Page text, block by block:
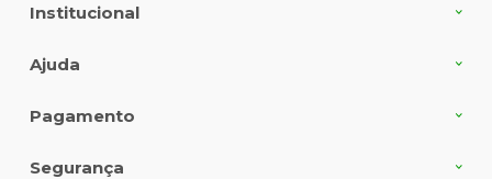
Institucional
Ajuda
Pagamento
Segurança